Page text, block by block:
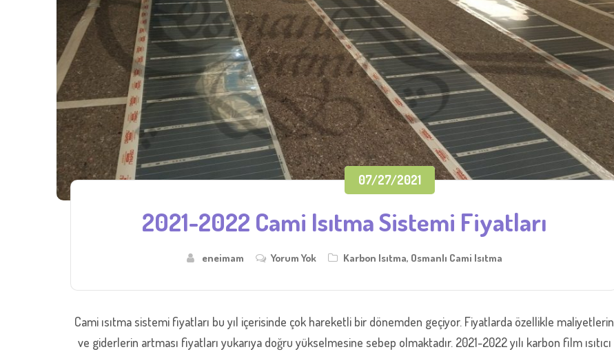
07/27/2021
2021-2022 Cami Isıtma Sistemi Fiyatları
eneimam Yorum Yok Karbon Isıtma, Osmanlı Cami Isıtma
Cami ısıtma sistemi fiyatları bu yıl içerisinde çok hareketli bir dönemden geçiyor. Fiyatlarda özellikle maliyetlerin
ve giderlerin artması fiyatları yukarıya doğru yükselmesine sebep olmaktadır. 2021-2022 yılı karbon film ısıtıcı